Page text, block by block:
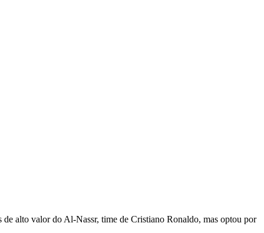
alto valor do Al-Nassr, time de Cristiano Ronaldo, mas optou por